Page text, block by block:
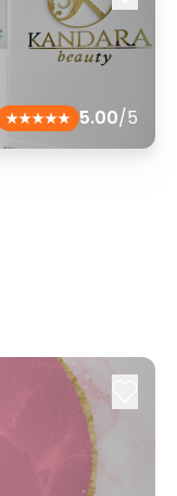
5.00/5